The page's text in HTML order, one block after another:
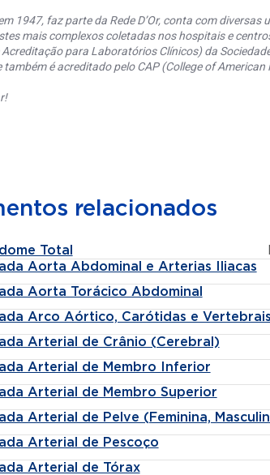
1947, faz parte da Rede D’Or, conta com diversas
mais complexos coletadas nos hospitais e centros
para Laboratórios Clínicos) da
é acreditado pelo CAP (College of
relacionados
Total
Aorta Abdominal e Arterias Iliacas
Aorta Torácico Abdominal
Arco Aórtico, Carótidas e Vertebrais
Arterial de Crânio (Cerebral)
Arterial de Membro Inferior
Arterial de Membro Superior
Arterial de Pelve (Feminina,
Arterial de Pescoço
Arterial de Tórax